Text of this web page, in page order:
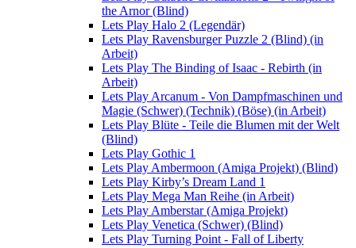
the Arnor (Blind)
Lets Play Halo 2 (Legendär)
Lets Play Ravensburger Puzzle 2 (Blind) (in
Arbeit)
Lets Play The Binding of Isaac - Rebirth (in
Arbeit)
Lets Play Arcanum - Von Dampfmaschinen und
Magie (Schwer) (Technik) (Böse) (in Arbeit)
Lets Play Blüte - Teile die Blumen mit der Welt
(Blind)
Lets Play Gothic 1
Lets Play Ambermoon (Amiga Projekt) (Blind)
Lets Play Kirby’s Dream Land 1
Lets Play Mega Man Reihe (in Arbeit)
Lets Play Amberstar (Amiga Projekt)
Lets Play Venetica (Schwer) (Blind)
Lets Play Turning Point - Fall of Liberty